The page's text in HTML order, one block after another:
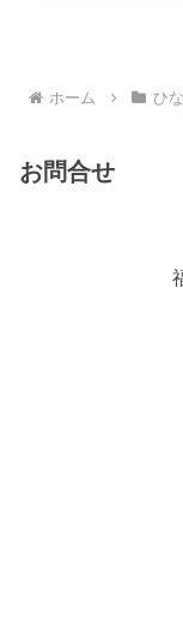
ホーム ひ
お問合せ